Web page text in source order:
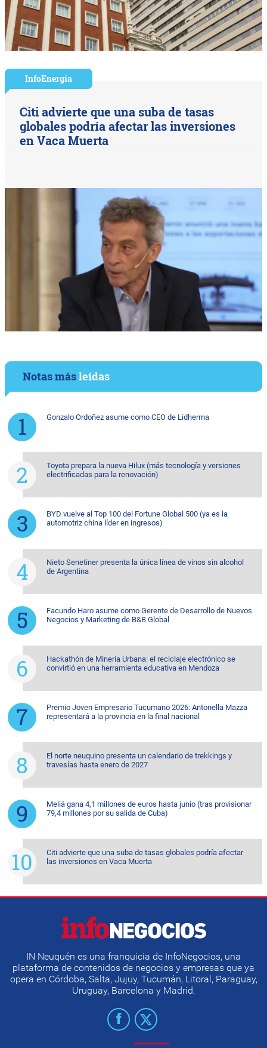
InfoEnergía
Citi advierte que una suba de tasas
globales podría afectar las inversiones
en Vaca Muerta
Notas másleídas
Gonzalo Ordoñez asume como CEO de Lidherma
Toyota prepara la nueva Hilux (más tecnología y versiones
electrificadas para la renovación)
BYD vuelve al Top 100 del Fortune Global 500 (ya es la
automotriz china líder en ingresos)
Nieto Senetiner presenta la única línea de vinos sin alcohol
de Argentina
Facundo Haro asume como Gerente de Desarrollo de Nuevos
Negocios y Marketing de B&B Global
Hackathón de Minería Urbana: el reciclaje electrónico se
convirtió en una herramienta educativa en Mendoza
Premio Joven Empresario Tucumano 2026: Antonella Mazza
representará a la provincia en la final nacional
El norte neuquino presenta un calendario de trekkings y
travesías hasta enero de 2027
Meliá gana 4,1 millones de euros hasta junio (tras provisionar
79,4 millones por su salida de Cuba)
Citi advierte que una suba de tasas globales podría afectar
las inversiones en Vaca Muerta
IN Neuquén es una franquicia de InfoNegocios, una
plataforma de contenidos de negocios y empresas que ya
opera en Córdoba, Salta, Jujuy, Tucumán, Litoral, Paraguay,
Uruguay, Barcelona y Madrid.